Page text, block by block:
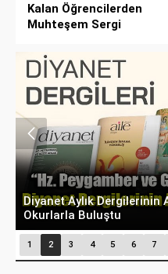
Kalan Öğrencilerden
Muhteşem Sergi
Diyanet Aylık Dergilerinin
Okurlarla Buluştu
1 2 3 4 5 6 7